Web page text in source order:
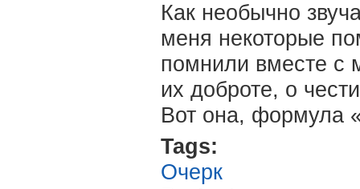
Как необычно
меня некоторые
помнили вместе с
их доброте, о
Вот она, формула
Tags:
Очерк